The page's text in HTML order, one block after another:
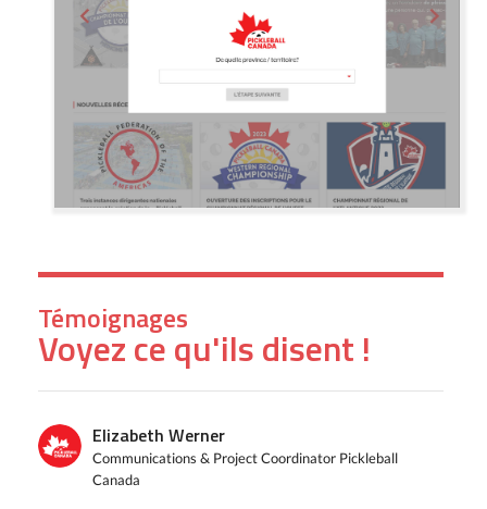
Témoignages
Voyez ce qu'ils disent !
Elizabeth Werner
Communications & Project Coordinator Pickleball
Canada